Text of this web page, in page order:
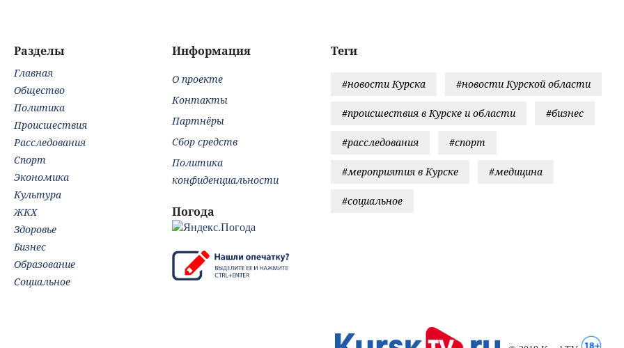
Теги
#новости Курска #новости Курской области
#происшествия в Курске и области #бизнес
#расследования #спорт
#мероприятия в Курске #медицина
#социальное
Разделы
Главная
Общество
Политика
Происшествия
Расследования
Спорт
Экономика
Культура
ЖКХ
Здоровье
Бизнес
Образование
Социальное
Информация
О проекте
Контакты
Партнёры
Сбор средств
Политика
конфиденциальности
Погода